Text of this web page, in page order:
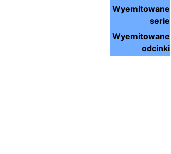
Wyemitowane
serie
Wyemitowane
odcinki